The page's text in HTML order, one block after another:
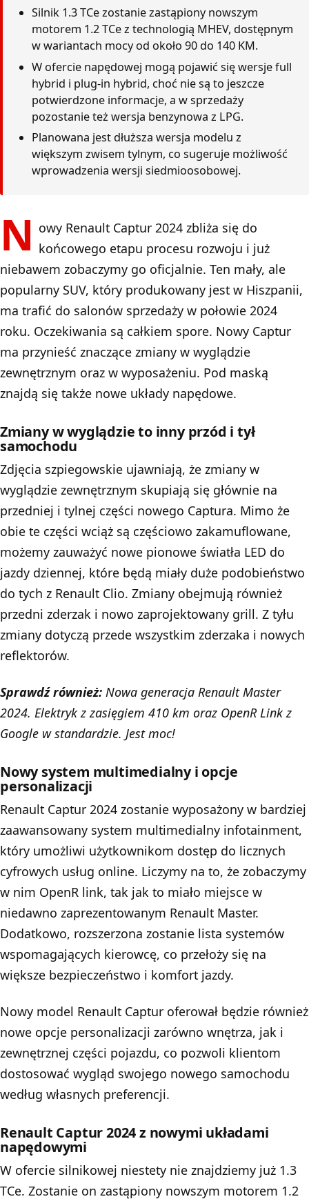
Silnik 1.3 TCe zostanie zastąpiony nowszym
motorem 1.2 TCe z technologią MHEV, dostępnym
w wariantach mocy od około 90 do 140 KM.
W ofercie napędowej mogą pojawić się wersje full
hybrid i plug-in hybrid, choć nie są to jeszcze
potwierdzone informacje, a w sprzedaży
pozostanie też wersja benzynowa z LPG.
Planowana jest dłuższa wersja modelu z
większym zwisem tylnym, co sugeruje możliwość
wprowadzenia wersji siedmioosobowej.
N owy Renault Captur 2024 zbliża się do
końcowego etapu procesu rozwoju i już
niebawem zobaczymy go oficjalnie. Ten mały, ale
popularny SUV, który produkowany jest w Hiszpanii,
ma trafić do salonów sprzedaży w połowie 2024
roku. Oczekiwania są całkiem spore. Nowy Captur
ma przynieść znaczące zmiany w wyglądzie
zewnętrznym oraz w wyposażeniu. Pod maską
znajdą się także nowe układy napędowe.
Zmiany w wyglądzie to inny przód i tył
samochodu
Zdjęcia szpiegowskie ujawniają, że zmiany w
wyglądzie zewnętrznym skupiają się głównie na
przedniej i tylnej części nowego Captura. Mimo że
obie te części wciąż są częściowo zakamuflowane,
możemy zauważyć nowe pionowe światła LED do
jazdy dziennej, które będą miały duże podobieństwo
do tych z Renault Clio. Zmiany obejmują również
przedni zderzak i nowo zaprojektowany grill. Z tyłu
zmiany dotyczą przede wszystkim zderzaka i nowych
reflektorów.
Sprawdź również: Nowa generacja Renault Master
2024. Elektryk z zasięgiem 410 km oraz OpenR Link z
Google w standardzie. Jest moc!
Nowy system multimedialny i opcje
personalizacji
Renault Captur 2024 zostanie wyposażony w bardziej
zaawansowany system multimedialny infotainment,
który umożliwi użytkownikom dostęp do licznych
cyfrowych usług online. Liczymy na to, że zobaczymy
w nim OpenR link, tak jak to miało miejsce w
niedawno zaprezentowanym Renault Master.
Dodatkowo, rozszerzona zostanie lista systemów
wspomagających kierowcę, co przełoży się na
większe bezpieczeństwo i komfort jazdy.
Nowy model Renault Captur oferował będzie również
nowe opcje personalizacji zarówno wnętrza, jak i
zewnętrznej części pojazdu, co pozwoli klientom
dostosować wygląd swojego nowego samochodu
według własnych preferencji.
Renault Captur 2024 z nowymi układami
napędowymi
W ofercie silnikowej niestety nie znajdziemy już 1.3
TCe. Zostanie on zastąpiony nowszym motorem 1.2